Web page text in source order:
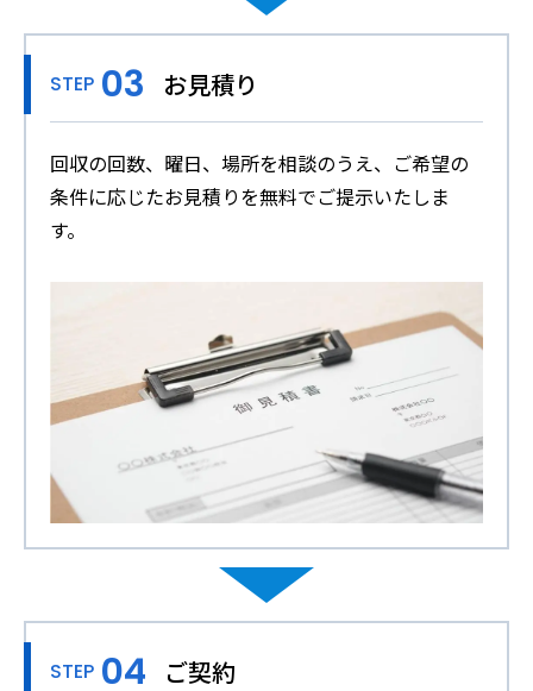
STEP お見積り
回収の回数、曜日、場所を相談のうえ、ご希望の
条件に応じたお見積りを無料でご提示いたしま
す。
STEP ご契約